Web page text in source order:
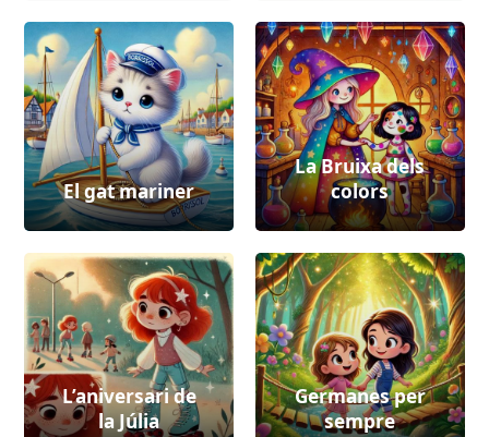
El gat mariner
La Bruixa dels
colors
L’aniversari de
la Júlia
Germanes per
sempre